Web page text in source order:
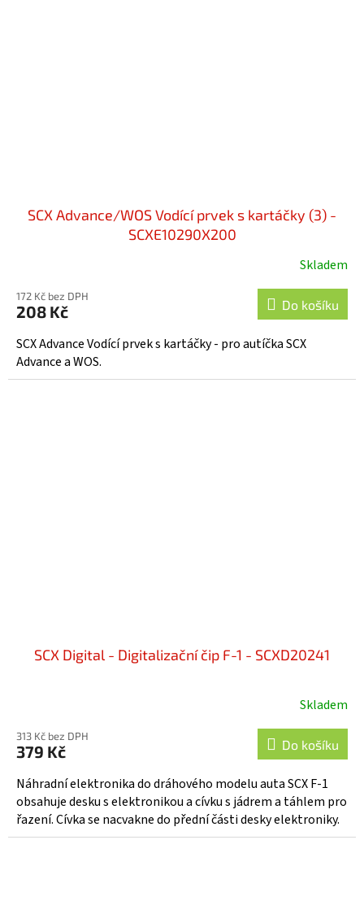
SCX Advance/WOS Vodící prvek s kartáčky (3) -
SCXE10290X200
Skladem
172 Kč bez DPH
208 Kč Do košíku
SCX Advance Vodící prvek s kartáčky - pro autíčka SCX
Advance a WOS.
SCX Digital - Digitalizační čip F-1 - SCXD20241
Skladem
313 Kč bez DPH
379 Kč Do košíku
Náhradní elektronika do dráhového modelu auta SCX F-1
obsahuje desku s elektronikou a cívku s jádrem a táhlem pro
řazení. Cívka se nacvakne do přední části desky elektroniky.